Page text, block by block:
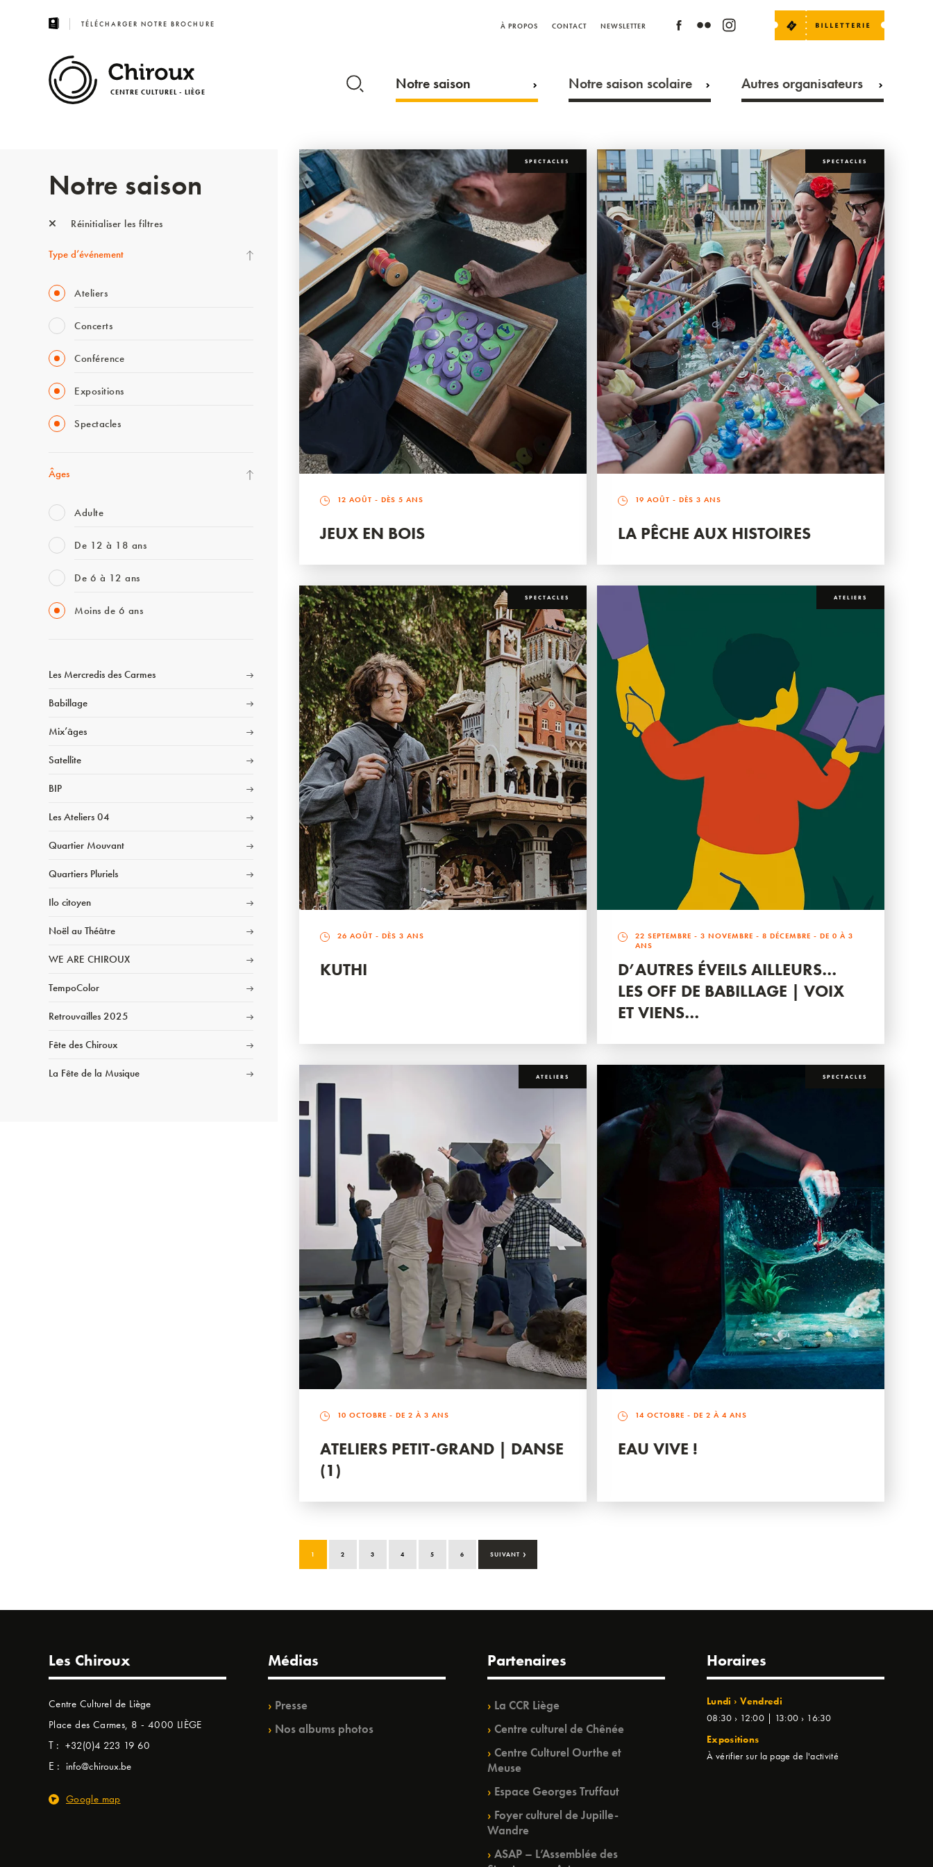
TÉLÉCHARGER NOTRE BROCHURE À PROPOS CONTACT NEWSLETTER
CENTRE CULTUREL - LIÈGE Notre saison Notre saison scolaire Autres organisateurs
Notre saison
Réinitialiser les filtres
Type d’événement
Ateliers
Concerts
Conférence
Expositions
Spectacles
Âges
Adulte
De 12 à 18 ans
De 6 à 12 ans
Moins de 6 ans
Les Mercredis des Carmes
Babillage
Mix’âges
Satellite
BIP
Les Ateliers 04
Quartier Mouvant
Quartiers Pluriels
Ilo citoyen
Noël au Théâtre
WE ARE CHIROUX
TempoColor
Retrouvailles 2025
Fête des Chiroux
La Fête de la Musique
SPECTACLES
12 AOÛT - DÈS 5 ANS
JEUX EN BOIS
SPECTACLES
19 AOÛT - DÈS 3 ANS
LA PÊCHE AUX HISTOIRES
SPECTACLES
26 AOÛT - DÈS 3 ANS
KUTHI
ATELIERS
22 SEPTEMBRE -3 NOVEMBRE -8 DÉCEMBRE - DE 0 À 3
ANS
D’AUTRES ÉVEILS AILLEURS…
LES OFF DE BABILLAGE | VOIX
ET VIENS…
ATELIERS
10 OCTOBRE - DE 2 À 3 ANS
ATELIERS PETIT-GRAND | DANSE
(1)
SPECTACLES
14 OCTOBRE - DE 2 À 4 ANS
EAU VIVE !
1 2 3 4 5 6 SUIVANT ›
Les Chiroux
Centre Culturel de Liège
Place des Carmes, 8 - 4000 LIÈGE
T : +32(0)4 223 19 60
E : info@chiroux.be
Google map
Médias
Presse
Nos albums photos
Partenaires
La CCR Liège
Centre culturel de Chênée
Centre Culturel Ourthe et
Meuse
Espace Georges Truffaut
Foyer culturel de Jupille-
Wandre
ASAP – L’Assemblée des
Horaires
Lundi › Vendredi
08:30 › 12:00 | 13:00 › 16:30
Expositions
À vérifier sur la page de l'activité